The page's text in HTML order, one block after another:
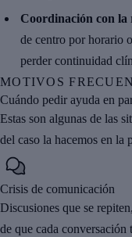
Coordinación con la
de centro por horario
perder continuidad
MOTIVOS
Cuándo pedir ayuda en
Estas son algunas de las
del caso la hacemos en la
Crisis de comunicación
Discusiones que se
de que cada conversación